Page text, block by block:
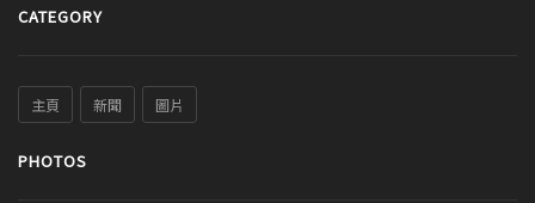
CATEGORY
主頁 新聞 圖片
PHOTOS